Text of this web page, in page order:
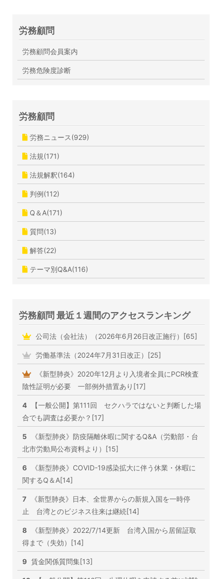
労務顧問
労務顧問会員案内
労務危険度診断
労務顧問
労務ニュース(929)
法規(171)
法規解釈(164)
判例(112)
Q＆A(171)
質問(13)
解答(22)
テーマ別Q&A(116)
労務顧問 最近１週間のアクセスランキング
公司法（会社法）（2026年6月26日改正施行）[65]
労働基準法（2024年7月31日改正）[25]
《新型肺炎》2020年12月より入境者全員にPCR検査
陰性証明が必要 一部例外措置あり[17]
4
【一般公開】第111回 セクハラではないと判断した場
合でも調査は必要か？[17]
5
《新型肺炎》防疫隔離休暇に関するQ&A（労動部・台
北市労動局公布資料より）[15]
6
《新型肺炎》COVID-19感染拡大に伴う休業・休暇に
関するQ＆A[14]
7
《新型肺炎》日本、全世界からの新規入国を一時停
止 台湾とのビジネス往来は継続[14]
8
《新型肺炎》2022/7/14更新 台湾入国から居留証取
得まで（失効）[14]
9 賃金関係質問集[13]